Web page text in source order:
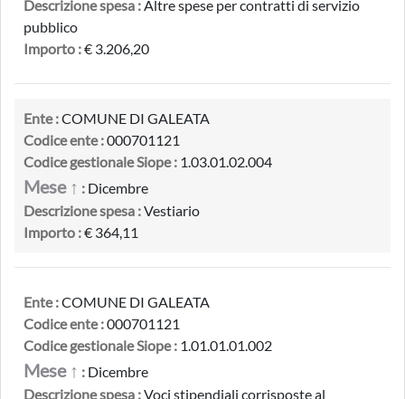
Descrizione spesa :Altre spese per contratti di servizio
pubblico
Importo :€ 3.206,20
Ente :COMUNE DI GALEATA
Codice ente :000701121
Codice gestionale Siope : 1.03.01.02.004
Mese ↑ : Dicembre
Descrizione spesa :Vestiario
Importo :€ 364,11
Ente :COMUNE DI GALEATA
Codice ente :000701121
Codice gestionale Siope : 1.01.01.01.002
Mese ↑ : Dicembre
Descrizione spesa :Voci stipendiali corrisposte al